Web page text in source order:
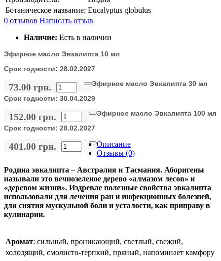
Ботаническое название: Eucalyptus globulus
0 отзывов Написать отзыв
Наличие: Есть в наличии
Эфирное масло Эвкалипта 10 мл
Срок годности: 28.02.2027
73.00 грн.
Эфирное масло Эвкалипта 30 мл
Срок годности: 30.04.2029
152.00 грн.
Эфирное масло Эвкалипта 100 мл
Срок годности: 28.02.2027
401.00 грн.
Описание
Отзывы (0)
Родина эвкалипта – Австралия и Тасмания. Аборигены
называли это вечнозеленое дерево «алмазом лесов» и
«деревом жизни». Издревле полезные свойства эвкалипта
использовали для лечения ран и инфекционных болезней,
для снятия мускульной боли и усталости, как приправу в
кулинарии.
Аромат: сильный, проникающий, светлый, свежий,
холодящий, смолисто-терпкий, пряный, напоминает камфору